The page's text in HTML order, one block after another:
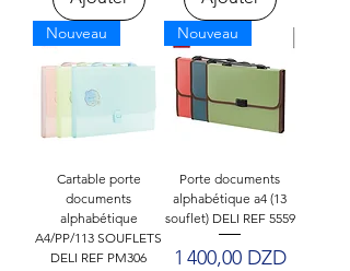
Nouveau
Cartable porte
documents
alphabétique
A4/PP/113 SOUFLETS
DELI REF PM306
Nouveau
Porte documents
alphabétique a4 (13
souflet) DELI REF 5559
Prix
1 400,00 DZD